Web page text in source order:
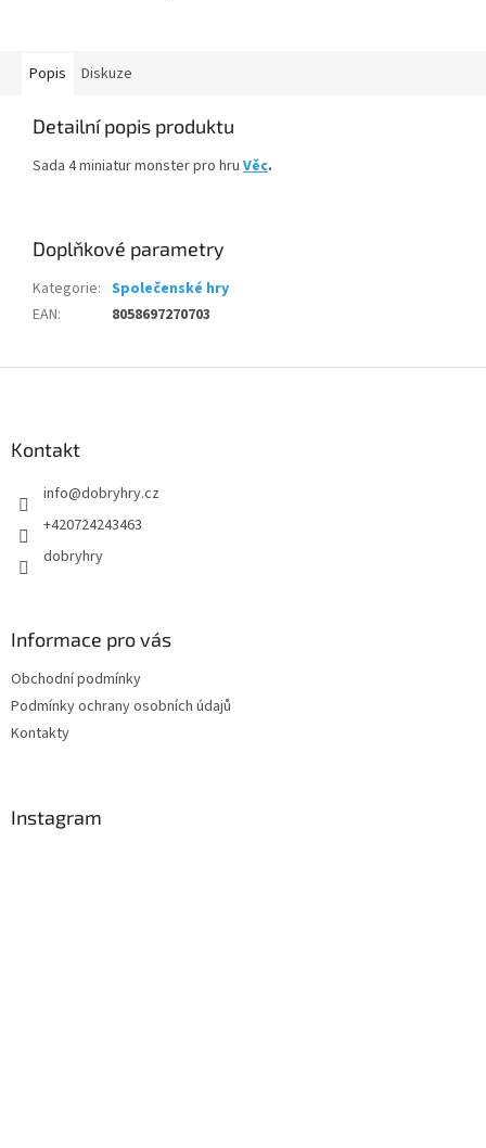
Popis Diskuze
Detailní popis produktu
Sada 4 miniatur monster pro hru Věc.
Doplňkové parametry
Kategorie: Společenské hry
EAN: 8058697270703
Kontakt
info@dobryhry.cz
+420724243463
dobryhry
Informace pro vás
Obchodní podmínky
Podmínky ochrany osobních údajů
Kontakty
Instagram